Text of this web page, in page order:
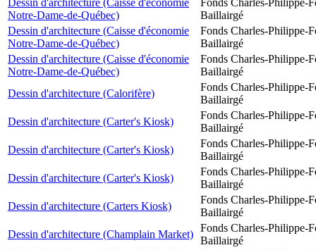
Dessin d'architecture (Caisse d'économie
Notre-Dame-de-Québec)
Fonds Charles-Philippe-
Baillairgé
Dessin d'architecture (Caisse d'économie
Notre-Dame-de-Québec)
Fonds Charles-Philippe-
Baillairgé
Dessin d'architecture (Caisse d'économie
Notre-Dame-de-Québec)
Fonds Charles-Philippe-
Baillairgé
Dessin d'architecture (Calorifère)
Fonds Charles-Philippe-
Baillairgé
Dessin d'architecture (Carter's Kiosk)
Fonds Charles-Philippe-
Baillairgé
Dessin d'architecture (Carter's Kiosk)
Fonds Charles-Philippe-
Baillairgé
Dessin d'architecture (Carter's Kiosk)
Fonds Charles-Philippe-
Baillairgé
Dessin d'architecture (Carters Kiosk)
Fonds Charles-Philippe-
Baillairgé
Dessin d'architecture (Champlain Market)
Fonds Charles-Philippe-
Baillairgé